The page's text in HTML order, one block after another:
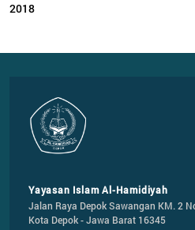
2018
Yayasan Islam Al-Hamidiyah
Jalan Raya Depok Sawangan KM. 2
Kota Depok - Jawa Barat 16345